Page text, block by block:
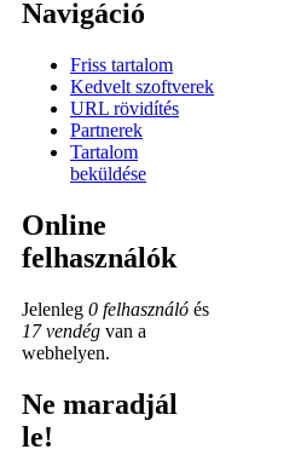
Navigáció
Friss tartalom
Kedvelt szoftverek
URL rövidítés
Partnerek
Tartalom
beküldése
Online
felhasználók
Jelenleg 0 felhasználó és
17 vendég van a
webhelyen.
Ne maradjál
le!